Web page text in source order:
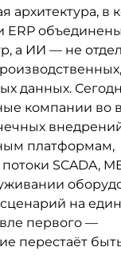
архитектура, в
ERP
а ИИ — не
данных.
компании во
платформам,
SCADA,
на
первого —
перестаёт